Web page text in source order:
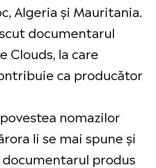
Algeria și Mauritania.
documentarul
Clouds, la care
ca producător
nomazilor
li se mai spune și
produs